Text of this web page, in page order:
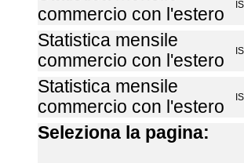
commercio con l'estero
Statistica mensile
commercio con l'estero
Statistica mensile
commercio con l'estero
Seleziona la pagina: